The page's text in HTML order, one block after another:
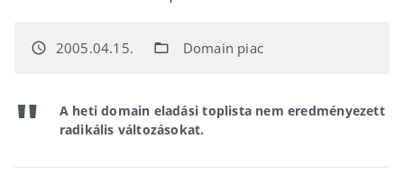
access_time 2005.04.15. folder_open Domain piac
A heti domain eladási toplista nem eredményezett
radikális változásokat.